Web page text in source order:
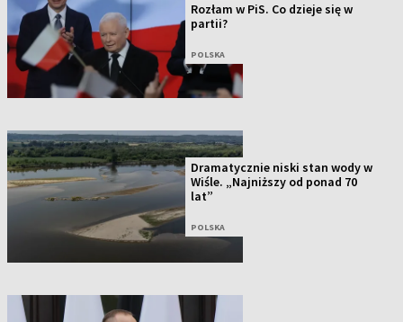
Rozłam w PiS. Co dzieje się w
partii?
POLSKA
Dramatycznie niski stan wody w
Wiśle. „Najniższy od ponad 70
lat”
POLSKA